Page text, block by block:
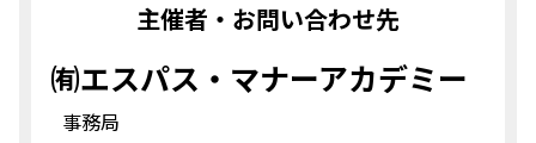
主催者・お問い合わせ先
㈲エスパス・マナーアカデミー
事務局